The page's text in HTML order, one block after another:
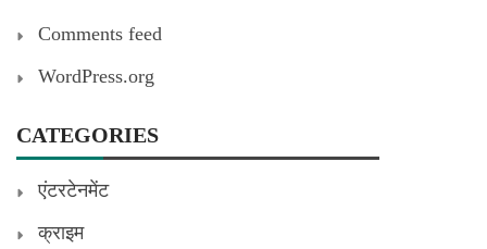
Comments feed
WordPress.org
CATEGORIES
एंटरटेनमेंट
क्राइम